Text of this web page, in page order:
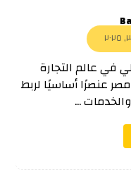
في عالم التجارة
عنصرًا أساسيًا لربط
...